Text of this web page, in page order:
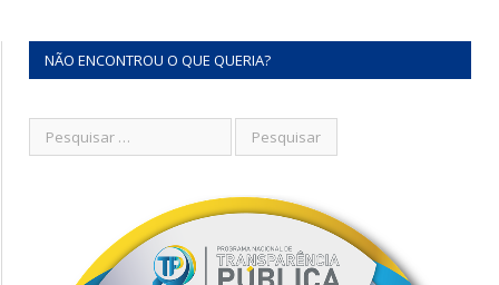
NÃO ENCONTROU O QUE QUERIA?